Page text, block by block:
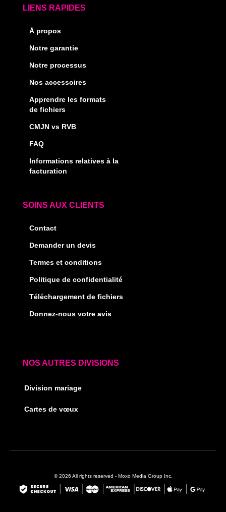
LIENS RAPIDES
À propos
Notre garantie
Notre processus
Nos accessoires
Apprendre les formats
de fichiers
CMJN vs RVB
FAQ
Informations relatives à la
facturation
SOINS AUX CLIENTS
Contact
Demander un devis
Termes et conditions
Politique de confidentialité
Téléchargement de fichiers
Donnez-nous votre avis
NOS AUTRES DIVISIONS
Division mariage
Cartes de vœux
© 2026 All rights reserved - Moxo Media Group Inc.